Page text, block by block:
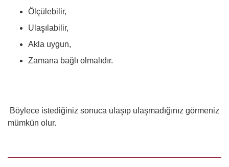
Ölçülebilir,
Ulaşılabilir,
Akla uygun,
Zamana bağlı olmalıdır.
Böylece istediğiniz sonuca ulaşıp ulaşmadığınız görmeniz
mümkün olur.